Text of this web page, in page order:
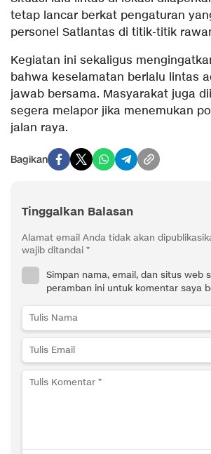
tetap lancar berkat pengaturan
personel Satlantas di titik-titik
Kegiatan ini sekaligus
bahwa keselamatan berlalu lintas
jawab bersama. Masyarakat juga
segera melapor jika menemukan
jalan raya.
Bagikan
Tinggalkan Balasan
Alamat email Anda tidak akan
wajib ditandai *
Simpan nama, email, dan situs web
peramban ini untuk komentar saya